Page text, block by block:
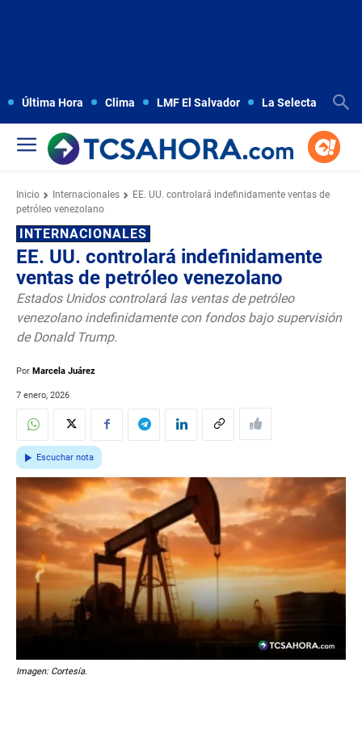
Última Hora Clima LMF El Salvador La Selecta
Inicio Internacionales
EE. UU. controlará indefinidamente ventas de
petróleo venezolano
INTERNACIONALES
EE. UU. controlará indefinidamente
ventas de petróleo venezolano
Estados Unidos controlará las ventas de petróleo
venezolano indefinidamente con fondos bajo supervisión
de Donald Trump.
Por Marcela Juárez
7 enero, 2026
Escuchar nota
Imagen: Cortesía.